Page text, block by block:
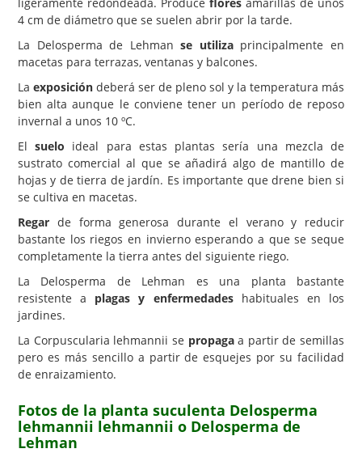
4 cm de diámetro que se suelen abrir por la tarde.
La Delosperma de Lehman se utilizaprincipalmente en
macetas para terrazas, ventanas y balcones.
La exposición deberá ser de pleno sol y la temperatura más
bien alta aunque le conviene tener un período de reposo
invernal a unos 10 ºC.
Elsuelo ideal para estas plantas sería una mezcla de
sustrato comercial al que se añadirá algo de mantillo de
hojas y de tierra de jardín. Es importante que drene bien si
se cultiva en macetas.
Regar de forma generosa durante el verano y reducir
bastante los riegos en invierno esperando a que se seque
completamente la tierra antes del siguiente riego.
La Delosperma de Lehman es una planta bastante
resistente a plagas y enfermedadeshabituales en los
jardines.
La Corpuscularia lehmannii se propagaa partir de semillas
pero es más sencillo a partir de esquejes por su facilidad
de enraizamiento.
Fotos de la planta suculenta Delosperma
lehmannii lehmannii o Delosperma de
Lehman